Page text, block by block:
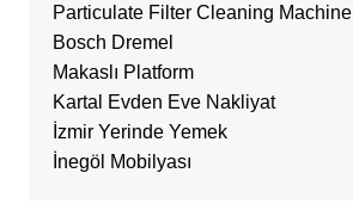
Particulate Filter Cleaning Machine
Bosch Dremel
Makaslı Platform
Kartal Evden Eve Nakliyat
İzmir Yerinde Yemek
İnegöl Mobilyası